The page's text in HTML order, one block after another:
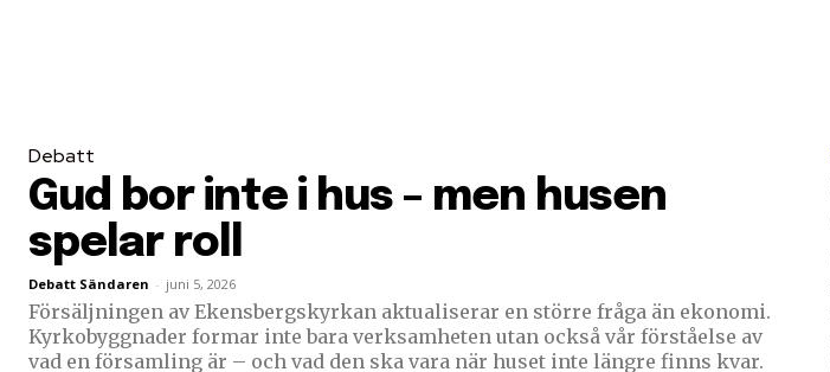
Debatt
Gud bor inte i hus – men husen
spelar roll
Debatt Sändaren - juni 5, 2026
Försäljningen av Ekensbergskyrkan aktualiserar en större fråga än ekonomi.
Kyrkobyggnader formar inte bara verksamheten utan också vår förståelse av
vad en församling är – och vad den ska vara när huset inte längre finns kvar.